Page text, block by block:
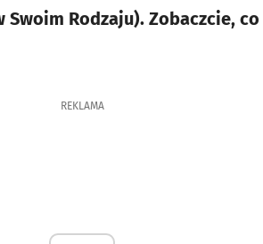
Swoim Rodzaju). Zobaczcie,
REKLAMA